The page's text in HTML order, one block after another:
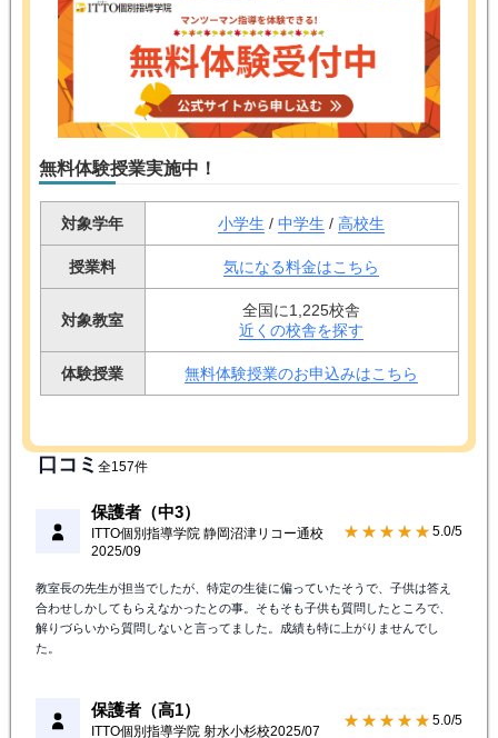
無料体験授業実施中！
対象学年 小学生 / 中学生 / 高校生
授業料 気になる料金はこちら
対象教室
全国に1,225校舎
近くの校舎を探す
体験授業 無料体験授業のお申込みはこちら
口コミ 全157件
保護者（中3）
ITTO個別指導学院 静岡沼津リコー通校
2025/09
★★★★★ 5.0/5
教室長の先生が担当でしたが、特定の生徒に偏っていたそうで、子供は答え
合わせしかしてもらえなかったとの事。そもそも子供も質問したところで、
解りづらいから質問しないと言ってました。成績も特に上がりませんでし
た。
保護者（高1）
ITTO個別指導学院 射水小杉校2025/07
★★★★★ 5.0/5